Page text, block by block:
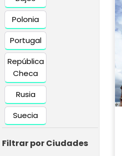
Polonia
Portugal
República
Checa
Rusia
Suecia
Filtrar por Ciudades